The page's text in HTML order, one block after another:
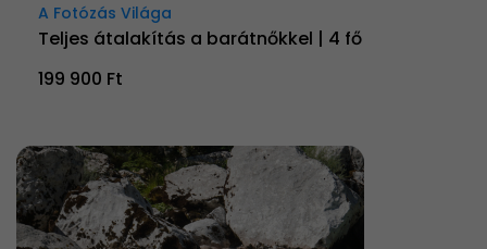
A Fotózás Világa
Teljes átalakítás a barátnőkkel | 4 fő
199 900 Ft